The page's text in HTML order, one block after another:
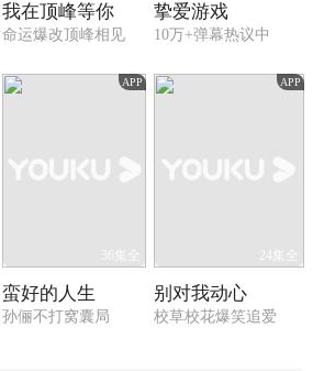
我在顶峰等你
命运爆改顶峰相见
挚爱游戏
10万+弹幕热议中
APP
36集全
蛮好的人生
孙俪不打窝囊局
APP
24集全
别对我动心
校草校花爆笑追爱